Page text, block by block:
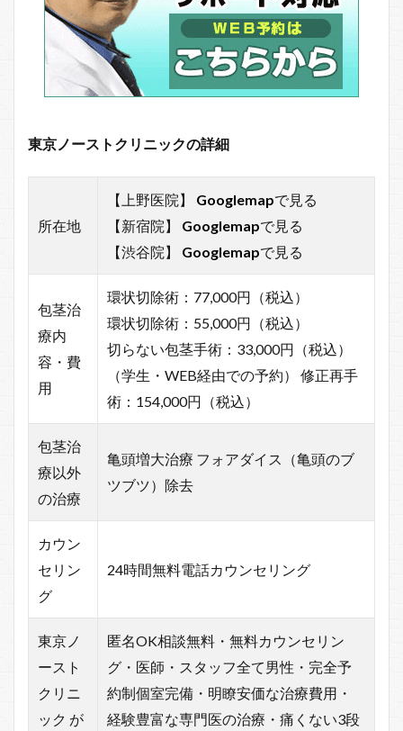
東京ノーストクリニックの詳細
所在地
【上野医院】 Googlemapで見る
【新宿院】 Googlemapで見る
【渋谷院】
Googlemapで見る
包茎治
療内
容・費
用
環状切除術：77,000円（税込）
環状切除術：55,000円（税込）
切らない包茎手術：33,000円（税込）
（学生・WEB経由での予約） 修正再手
術：154,000円（税込）
包茎治
療以外
の治療
亀頭増大治療 フォアダイス（亀頭のブ
ツブツ）除去
カウン
セリン
グ
24時間無料電話カウンセリング
東京ノ
ースト
クリニ
ック が
匿名OK相談無料・無料カウンセリン
グ・医師・スタッフ全て男性・完全予
約制個室完備・明瞭安価な治療費用・
経験豊富な専門医の治療・痛くない3段